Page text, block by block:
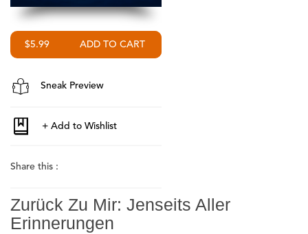
$5.99
Sneak Preview
Share this :
Zurück Zu Mir: Jenseits Aller
Erinnerungen